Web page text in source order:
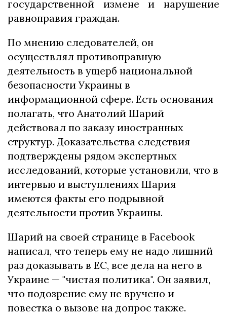
государственной измене и нарушение
равноправия граждан.
По мнению следователей, он
осуществлял противоправную
деятельность в ущерб национальной
безопасности Украины в
информационной сфере. Есть основания
полагать, что Анатолий Шарий
действовал по заказу иностранных
структур. Доказательства следствия
подтверждены рядом экспертных
исследований, которые установили, что в
интервью и выступлениях Шария
имеются факты его подрывной
деятельности против Украины.
Шарий на своей странице в Facebook
написал, что теперь ему не надо лишний
раз доказывать в ЕС, все дела на него в
Украине — "чистая политика". Он заявил,
что подозрение ему не вручено и
повестка о вызове на допрос также.